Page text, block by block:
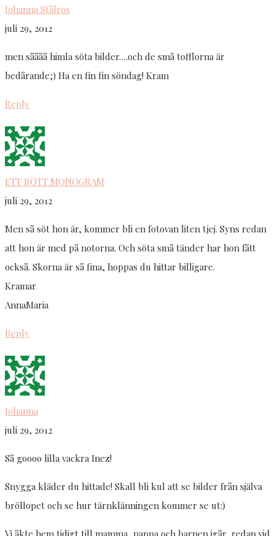
Johanna Stålros
juli 29, 2012
men såååå himla söta bilder….och de små tofflorna är
bedårande;) Ha en fin fin söndag! Kram
Reply
ETT RÖTT MONOGRAM
juli 29, 2012
Men så söt hon är, kommer bli en fotovan liten tjej. Syns redan
att hon är med på notorna. Och söta små tänder har hon fått
också. Skorna är så fina, hoppas du hittar billigare.
Kramar
AnnaMaria
Reply
Johanna
juli 29, 2012
Så goooo lilla vackra Inez!
Snygga kläder du hittade! Skall bli kul att se bilder från själva
bröllopet och se hur tärnklänningen kommer se ut:)